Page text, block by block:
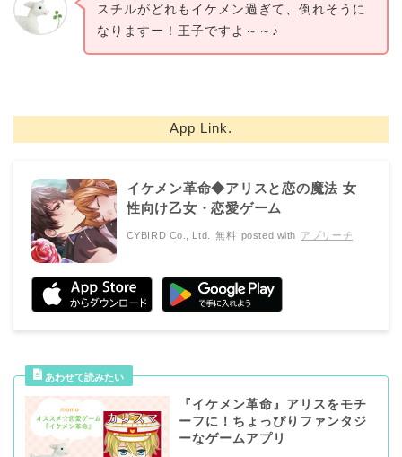
スチルがどれもイケメン過ぎて、倒れそうに
なりますー！王子ですよ～～♪
App Link.
イケメン革命◆アリスと恋の魔法 女
性向け乙女・恋愛ゲーム
CYBIRD Co., Ltd. 無料 posted with アプリーチ
『イケメン革命』アリスをモチ
ーフに！ちょっぴりファンタジ
ーなゲームアプリ